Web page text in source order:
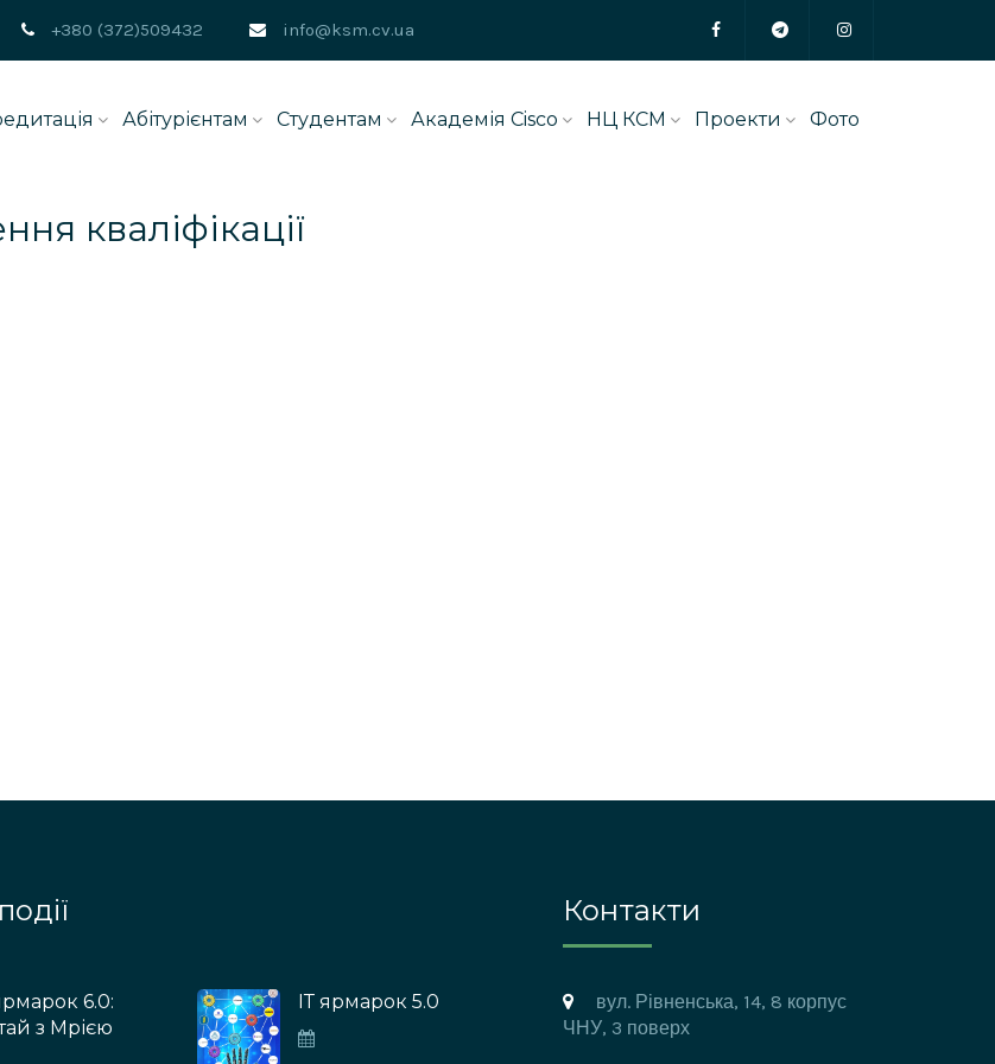
+380 (372)509432 info@ksm.cv.ua
Абітурієнтам Студентам Академія Cisco НЦ КСМ Проекти Фото
кваліфікації
6.0:
з Мрією
ІТ ярмарок 5.0
Контакти
вул. Рівненська, 14, 8 корпус
ЧНУ, 3 поверх